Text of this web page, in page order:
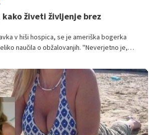
kako živeti življenje brez
v hiši hospica, se je ameriška bogerka
naučila o obžalovanjih. ''Neverjetno je,
na spletni strani The Huffington Post in
živeti življenje brez obžalovanj.